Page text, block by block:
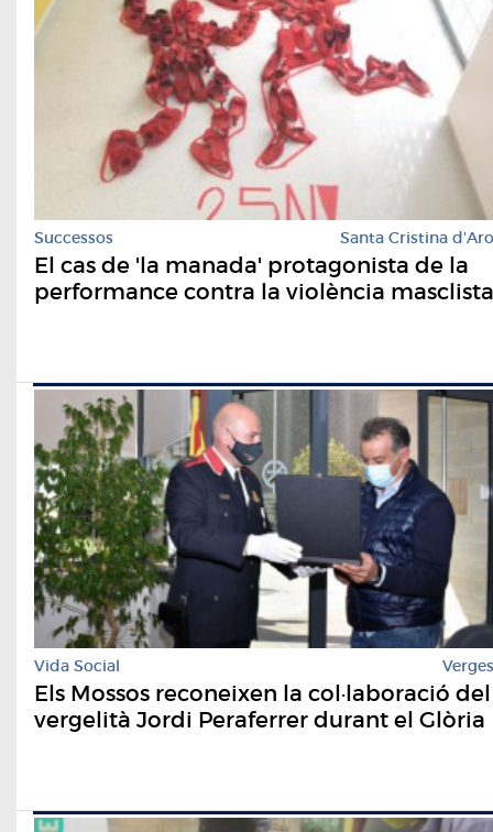
Successos Santa Cristina d'Aro
El cas de 'la manada' protagonista de la
performance contra la violència masclista
Vida Social Verges
Els Mossos reconeixen la col·laboració del
vergelità Jordi Peraferrer durant el Glòria